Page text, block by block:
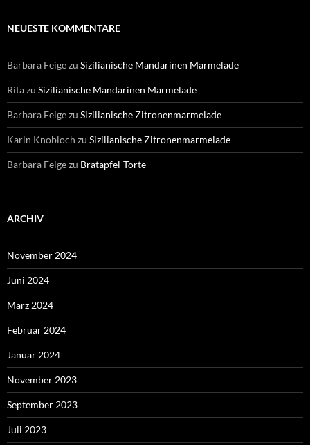
NEUESTE KOMMENTARE
Barbara Feigezu Sizilianische Mandarinen Marmelade
Ritazu Sizilianische Mandarinen Marmelade
Barbara Feigezu Sizilianische Zitronenmarmelade
Karin Knobloch zu Sizilianische Zitronenmarmelade
Barbara Feigezu Bratapfel-Torte
ARCHIV
November 2024
Juni 2024
März 2024
Februar 2024
Januar 2024
November 2023
September 2023
Juli 2023